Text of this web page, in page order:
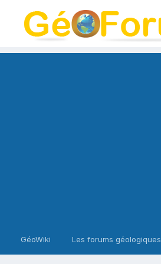
GéoWiki Les forums géologiques